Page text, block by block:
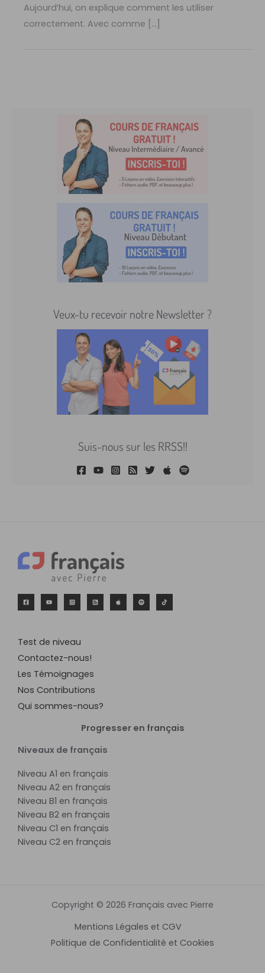
Aujourd’hui, on explique comment les utiliser
correctement. Avec comme […]
Veux-tu recevoir notre Newsletter ?
Suis-nous sur les RRSS!!
Test de niveau
Contactez-nous!
Les Témoignages
Nos Contributions
Qui sommes-nous?
Progresser en français
Niveaux de français
Niveau A1 en français
Niveau A2 en français
Niveau B1 en français
Niveau B2 en français
Niveau C1 en français
Niveau C2 en français
Copyright © 2026 Français avec Pierre
Mentions Légales et CGV
Politique de Confidentialité et Cookies